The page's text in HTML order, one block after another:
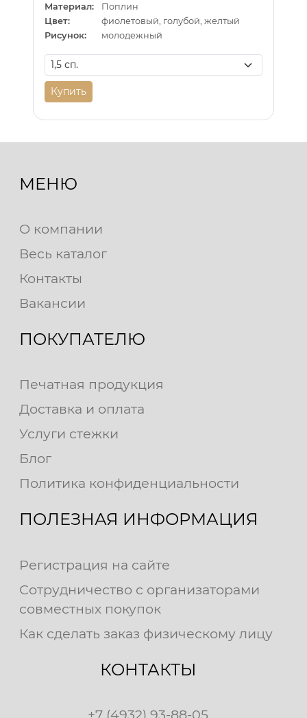
Материал:
Поплин
Цвет:
фиолетовый, голубой, желтый
Рисунок:
молодежный
Купить
МЕНЮ
О компании
Весь каталог
Контакты
Вакансии
ПОКУПАТЕЛЮ
Печатная продукция
Доставка и оплата
Услуги стежки
Блог
Политика конфиденциальности
ПОЛЕЗНАЯ ИНФОРМАЦИЯ
Регистрация на сайте
Сотрудничество с организаторами
совместных покупок
Как сделать заказ физическому лицу
КОНТАКТЫ
+7 (4932) 93-88-05